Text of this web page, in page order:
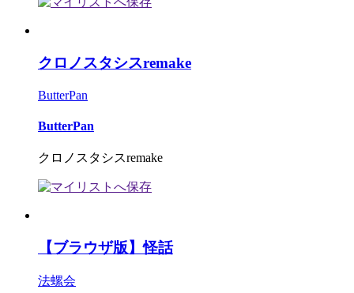
クロノスタシスremake
ButterPan
ButterPan
クロノスタシスremake
【ブラウザ版】怪話
法螺会